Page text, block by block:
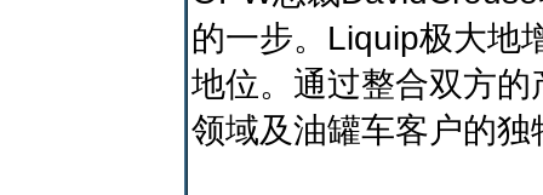
的一步。Liquip极大地
地位。通过整合双方
领域及油罐车客户的独